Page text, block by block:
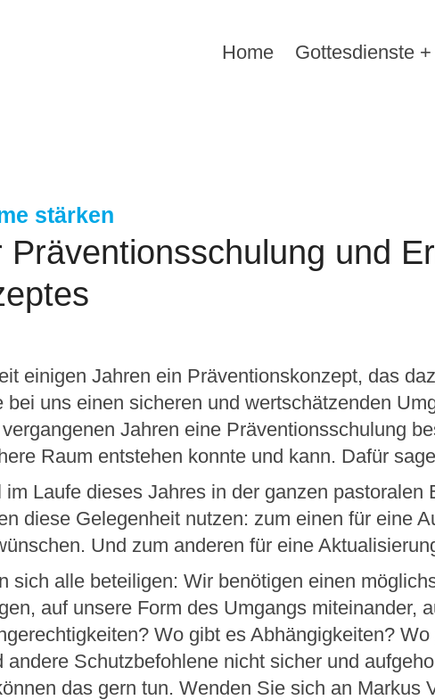
Home Gottesdienste
stärken
und
einigen Jahren ein Präventionskonzept, das
uns einen sicheren und wertschätzenden
Jahren eine Präventionsschulung
Raum entstehen konnte und kann. Dafür
Laufe dieses Jahres in der ganzen pastoralen
diese Gelegenheit nutzen: zum einen für eine
Und zum anderen für eine
sich alle beteiligen: Wir benötigen einen
auf unsere Form des Umgangs miteinander,
Wo gibt es Abhängigkeiten?
Schutzbefohlene nicht sicher und
das gern tun. Wenden Sie sich an Markus